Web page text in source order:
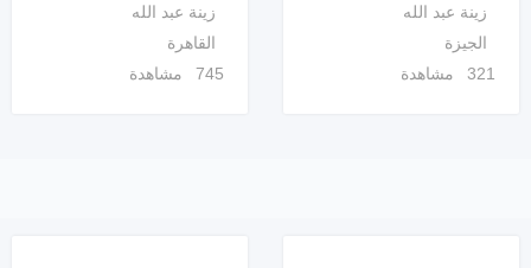
زينة عبد الله
الجيزة
321 مشاهدة
زينة عبد الله
القاهرة
745 مشاهدة